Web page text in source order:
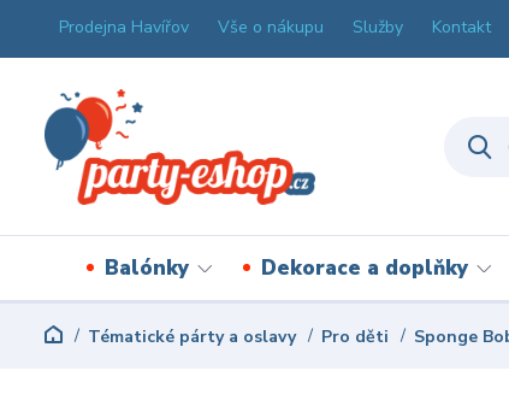
Prodejna Havířov Vše o nákupu Služby Kontakt
Balónky Dekorace a doplňky
Tématické párty a oslavy Pro děti Sponge